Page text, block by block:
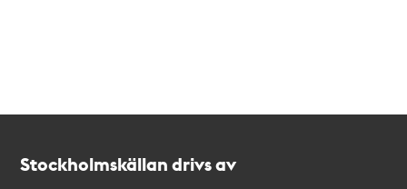
Stockholmskällan drivs av